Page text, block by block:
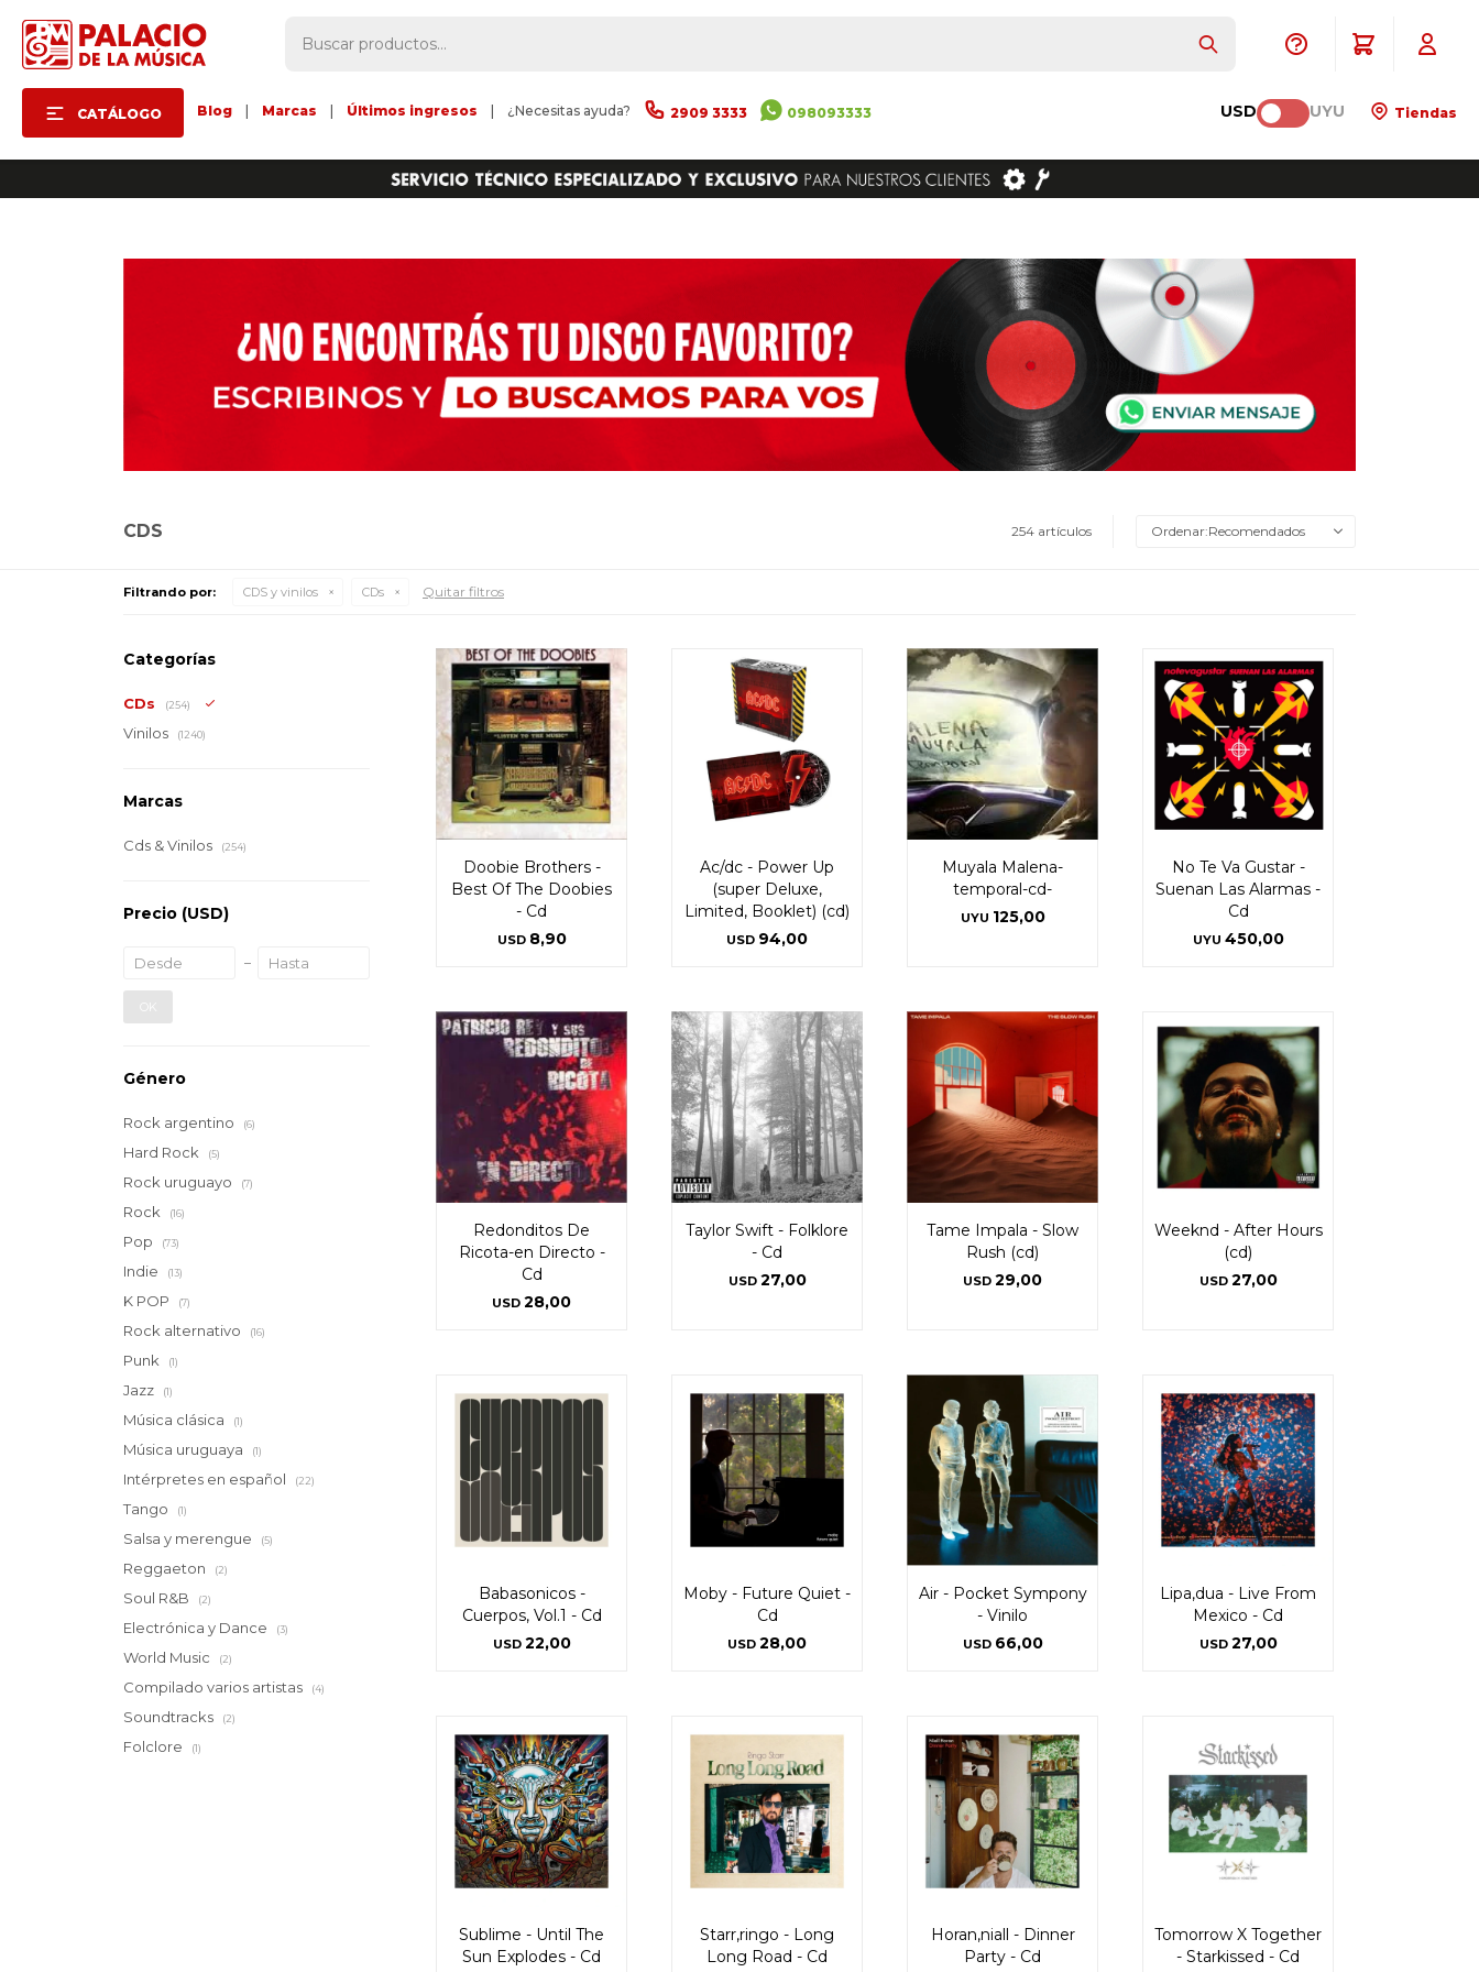
CATÁLOGO Blog Marcas Últimos ingresos ¿Necesitas ayuda? 2909 3333 098093333 USD UYU Tiendas
CDS 254 artículos Recomendados
Filtrando por: CDS y vinilos CDs Quitar filtros
Doobie Brothers -
Best Of The Doobies
- Cd
USD 8,90
Ac/dc - Power Up
(super Deluxe,
Limited, Booklet) (cd)
USD 94,00
Muyala Malena-
temporal-cd-
UYU 125,00
No Te Va Gustar -
Suenan Las Alarmas -
Cd
UYU 450,00
Redonditos De
Ricota-en Directo -
Cd
USD 28,00
Taylor Swift - Folklore
- Cd
USD 27,00
Tame Impala - Slow
Rush (cd)
USD 29,00
Weeknd - After Hours
(cd)
USD 27,00
Babasonicos -
Cuerpos, Vol.1 - Cd
USD 22,00
Moby - Future Quiet -
Cd
USD 28,00
Air - Pocket Sympony
- Vinilo
USD 66,00
Lipa,dua - Live From
Mexico - Cd
USD 27,00
Sublime - Until The
Sun Explodes - Cd
Starr,ringo - Long
Long Road - Cd
Horan,niall - Dinner
Party - Cd
Tomorrow X Together
- Starkissed - Cd
Categorías
CDs (254)
Vinilos (1240)
Marcas
Cds & Vinilos (254)
Precio (USD)
OK
Género
Rock argentino (6)
Hard Rock (5)
Rock uruguayo (7)
Rock (16)
Pop (73)
Indie (13)
K POP (7)
Rock alternativo (16)
Punk (1)
Jazz (1)
Música clásica (1)
Música uruguaya (1)
Intérpretes en español (22)
Tango (1)
Salsa y merengue (5)
Reggaeton (2)
Soul R&B (2)
Electrónica y Dance (3)
World Music (2)
Compilado varios artistas (4)
Soundtracks (2)
Folclore (1)